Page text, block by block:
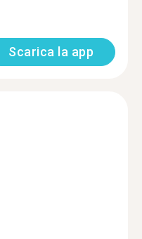
Scarica la app